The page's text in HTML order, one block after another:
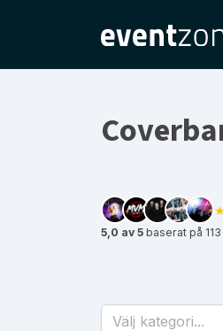
5,0 av 5 baserat på
Välj kategori...